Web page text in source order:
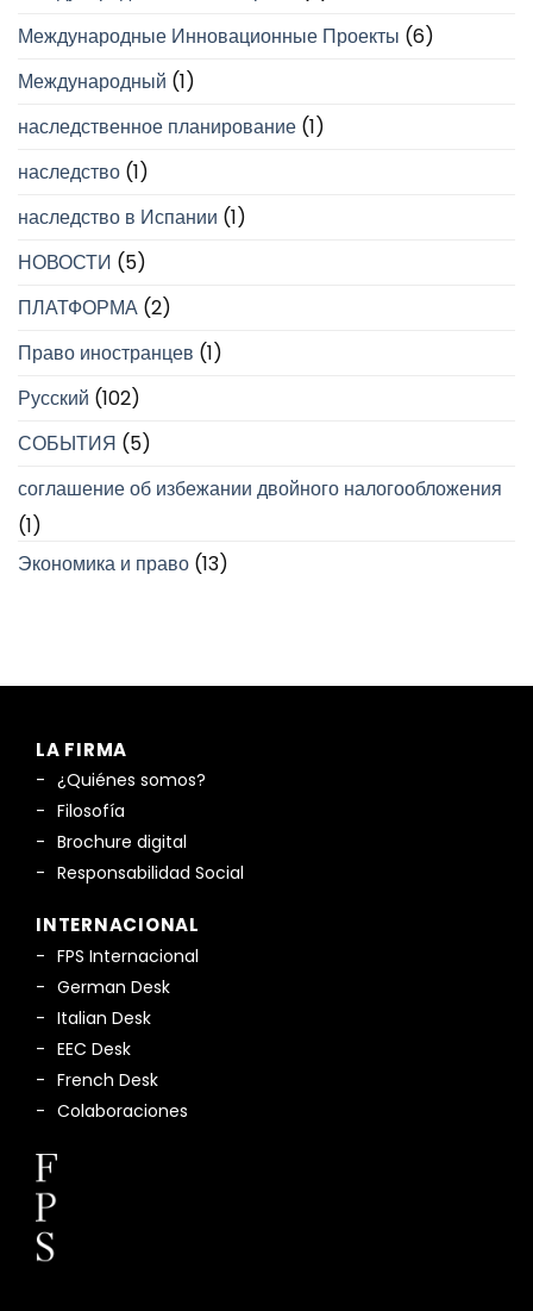
Международные Инновационные Проекты (6)
Международный (1)
наследственное планирование (1)
наследство (1)
наследство в Испании (1)
НОВОСТИ (5)
ПЛАТФОРМА (2)
Право иностранцев (1)
Русский (102)
СОБЫТИЯ (5)
соглашение об избежании двойного налогообложения
(1)
Экономика и право (13)
LA FIRMA
¿Quiénes somos?
Filosofía
Brochure digital
Responsabilidad Social
INTERNACIONAL
FPS Internacional
German Desk
Italian Desk
EEC Desk
French Desk
Colaboraciones